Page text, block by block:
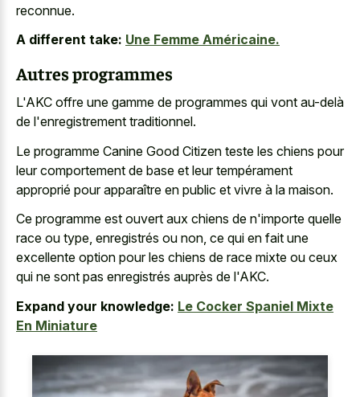
reconnue.
A different take: Une Femme Américaine.
Autres programmes
L'AKC offre une gamme de programmes qui vont au-delà
de l'enregistrement traditionnel.
Le programme Canine Good Citizen teste les chiens pour
leur comportement de base et leur tempérament
approprié pour apparaître en public et vivre à la maison.
Ce programme est ouvert aux chiens de n'importe quelle
race ou type, enregistrés ou non, ce qui en fait une
excellente option pour les chiens de race mixte ou ceux
qui ne sont pas enregistrés auprès de l'AKC.
Expand your knowledge: Le Cocker Spaniel Mixte
En Miniature